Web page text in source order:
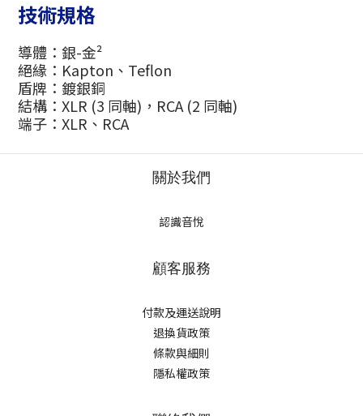
技術規格
導體：銀-金²
絕緣：Kapton、Teflon
盾牌：鍍銀銅
結構：XLR (3 同軸)，RCA (2 同軸)
端子：XLR、RCA
關於我們
認識音悅
顧客服務
付款及運送說明
退換貨政策
條款與細則
隱私權政策